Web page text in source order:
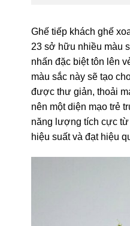
Ghế tiếp khách ghế
23 sở hữu nhiều màu
nhấn đặc biệt tôn lên
màu sắc này sẽ tạo
được thư giản, thoải
nên một diện mạo trẻ
năng lượng tích cực
hiệu suất và đạt hiệu